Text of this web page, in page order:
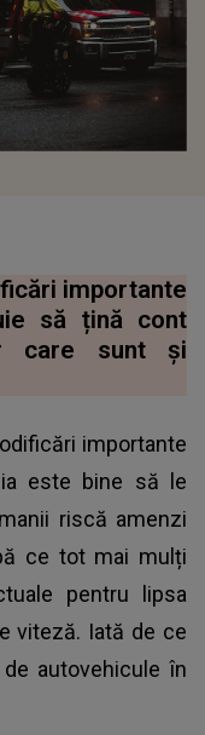
importante
să țină cont
care sunt și
importante
este bine să le
riscă amenzi
ce tot mai mulți
pentru lipsa
viteză. Iată de ce
autovehicule în